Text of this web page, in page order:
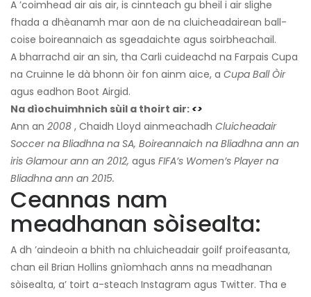
A ’coimhead air ais air, is cinnteach gu bheil i air slighe
fhada a dhèanamh mar aon de na cluicheadairean ball-
coise boireannaich as sgeadaichte agus soirbheachail.
A bharrachd air an sin, tha Carli cuideachd na Farpais Cupa
na Cruinne le dà bhonn òir fon ainm aice, a Cupa Ball Òir
agus eadhon Boot Airgid.
Na dìochuimhnich sùil a thoirt air: <>
Ann an 2008 , Chaidh Lloyd ainmeachadh Cluicheadair
Soccer na Bliadhna na SA, Boireannaich na Bliadhna ann an
iris Glamour ann an 2012, agus FIFA’s Women’s Player na
Bliadhna ann an 2015.
Ceannas nam
meadhanan sòisealta:
A dh ’aindeoin a bhith na chluicheadair goilf proifeasanta,
chan eil Brian Hollins gnìomhach anns na meadhanan
sòisealta, a’ toirt a-steach Instagram agus Twitter. Tha e